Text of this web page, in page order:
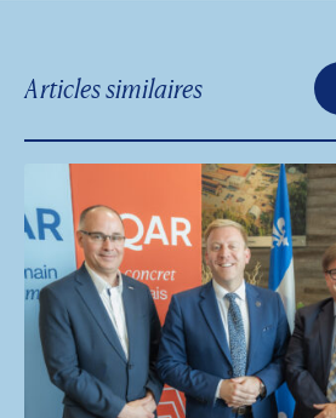
Articles similaires